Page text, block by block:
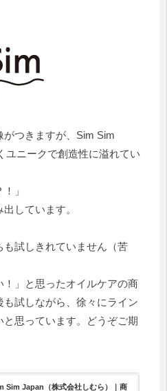
がつきますが、Sim Sim
ユニークで創造性に溢れてい
」
しています。
も試しきれていません（苦
！」と思ったオイルケアの商
試しながら、徐々にライン
思っています。どうぞご期
Sim Japan（株式会社しむら）｜商